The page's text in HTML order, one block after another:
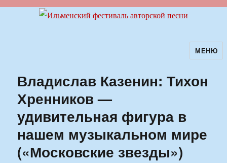
Ильменский фестиваль авторскойМЕНЮ
Владислав Казенин: Тихон
Хренников —
удивительная фигура в
нашем музыкальном мире
(«Московские звезды»)